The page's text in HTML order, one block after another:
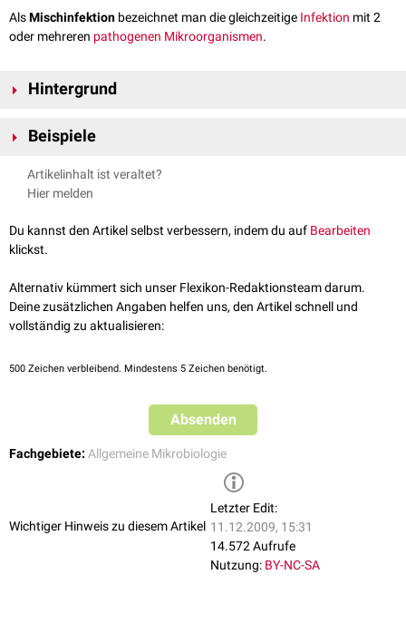
AlsMischinfektion bezeichnet man die gleichzeitige Infektion mit 2
oder mehreren pathogenen Mikroorganismen.
Hintergrund
weniger virulenten Erreger durch Gewebeveränderungen (z.B.
Beispiele
Aktinomykose
Aminkolpitis
Artikelinhalt ist veraltet?
Hier melden
Du kannst den Artikel selbst verbessern, indem du auf Bearbeiten
klickst.
Alternativ kümmert sich unser Flexikon-Redaktionsteam darum.
Deine zusätzlichen Angaben helfen uns, den Artikel schnell und
vollständig zu aktualisieren:
500 Zeichen verbleibend. Mindestens 5 Zeichen benötigt.
Absenden
Fachgebiete: Allgemeine Mikrobiologie
Wichtiger Hinweis zu diesem Artikel
Letzter Edit:
11.12.2009, 15:31
14.572 Aufrufe
Nutzung: BY-NC-SA